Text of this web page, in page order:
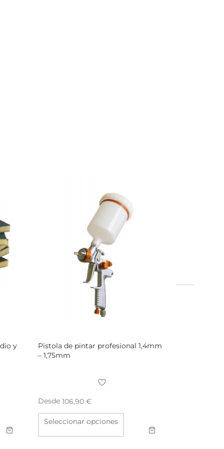
y
Pistola de pintar profesional 1,4mm
– 1,75mm
Desde 106,90 €
Seleccionar opciones
Este
múltiples